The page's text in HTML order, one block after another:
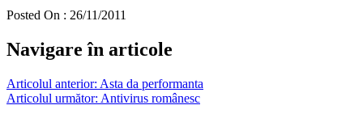
Posted On : 26/11/2011
Navigare în articole
Articolul anterior: Asta da performanta
Articolul următor: Antivirus românesc